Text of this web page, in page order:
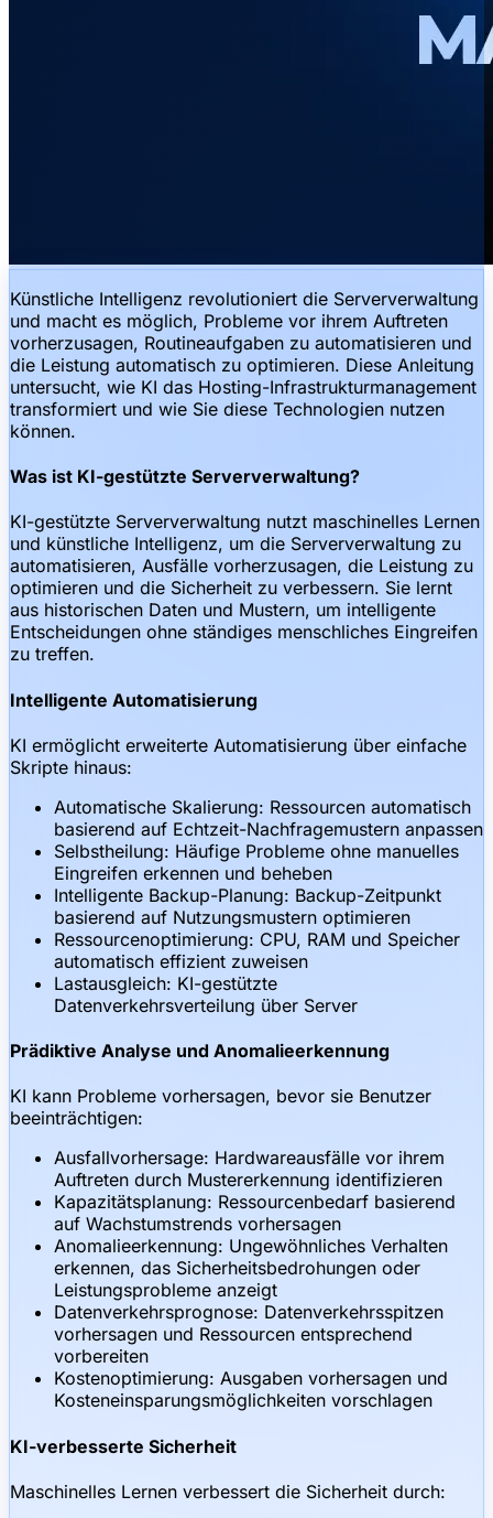
Künstliche Intelligenz revolutioniert die Serververwaltung
und macht es möglich, Probleme vor ihrem Auftreten
vorherzusagen, Routineaufgaben zu automatisieren und
die Leistung automatisch zu optimieren. Diese Anleitung
untersucht, wie KI das Hosting-Infrastrukturmanagement
transformiert und wie Sie diese Technologien nutzen
können.
Was ist KI-gestützte Serververwaltung?
KI-gestützte Serververwaltung nutzt maschinelles Lernen
und künstliche Intelligenz, um die Serververwaltung zu
automatisieren, Ausfälle vorherzusagen, die Leistung zu
optimieren und die Sicherheit zu verbessern. Sie lernt
aus historischen Daten und Mustern, um intelligente
Entscheidungen ohne ständiges menschliches Eingreifen
zu treffen.
Intelligente Automatisierung
KI ermöglicht erweiterte Automatisierung über einfache
Skripte hinaus:
Automatische Skalierung: Ressourcen automatisch
basierend auf Echtzeit-Nachfragemustern anpassen
Selbstheilung: Häufige Probleme ohne manuelles
Eingreifen erkennen und beheben
Intelligente Backup-Planung: Backup-Zeitpunkt
basierend auf Nutzungsmustern optimieren
Ressourcenoptimierung: CPU, RAM und Speicher
automatisch effizient zuweisen
Lastausgleich: KI-gestützte
Datenverkehrsverteilung über Server
Prädiktive Analyse und Anomalieerkennung
KI kann Probleme vorhersagen, bevor sie Benutzer
beeinträchtigen:
Ausfallvorhersage: Hardwareausfälle vor ihrem
Auftreten durch Mustererkennung identifizieren
Kapazitätsplanung: Ressourcenbedarf basierend
auf Wachstumstrends vorhersagen
Anomalieerkennung: Ungewöhnliches Verhalten
erkennen, das Sicherheitsbedrohungen oder
Leistungsprobleme anzeigt
Datenverkehrsprognose: Datenverkehrsspitzen
vorhersagen und Ressourcen entsprechend
vorbereiten
Kostenoptimierung: Ausgaben vorhersagen und
Kosteneinsparungsmöglichkeiten vorschlagen
KI-verbesserte Sicherheit
Maschinelles Lernen verbessert die Sicherheit durch: